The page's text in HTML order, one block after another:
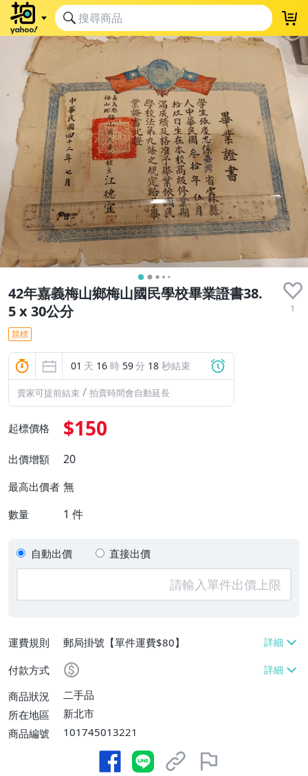
42年嘉義梅山鄉梅山國民學校畢業證書38.
5 x 30公分
1
競標
01 天 16 時 59分 17 秒結束
賣家可提前結束 / 拍賣時間會自動延長
起標價格 $150
出價增額 20
最高出價者 無
數量 1 件
自動出價 直接出價
運費規則
郵局掛號【單件運費$80】
付款方式
商品狀況
二手品
所在地區
新北市
商品編號
101745013221